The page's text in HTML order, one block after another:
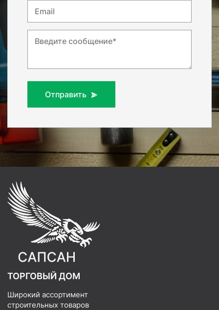
Email
Введите сообщение*
Отправить
ТОРГОВЫЙ ДОМ
Широкий ассортимент
строительных товаров